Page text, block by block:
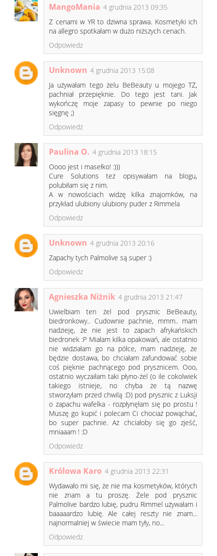
MangoMania 4 grudnia 2013 09:35
Z cenami w YR to dziwna sprawa. Kosmetyki ich
na allegro spotkałam w dużo niższych cenach.
Odpowiedz
Unknown 4 grudnia 2013 15:08
Ja używałam tego żelu BeBeauty u mojego TŻ,
pachniał przepięknie. Do tego jest tani. Jak
wykończę moje zapasy to pewnie po niego
sięgnę ;)
Odpowiedz
Paulina O. 4 grudnia 2013 18:15
Oooo jest i masełko! :)))
Cure Solutions też opisywałam na blogu,
polubiłam się z nim.
A w nowościach widzę kilka znajomków, na
przykład ulubiony ulubiony puder z Rimmela
Odpowiedz
Unknown 4 grudnia 2013 20:16
Zapachy tych Palmolive są super :)
Odpowiedz
Agnieszka Niżnik 4 grudnia 2013 21:47
Uwielbiam ten żel pod prysznic BeBeauty,
biedronkowy.. Cudownie pachnie, mmm.. mam
nadzieję, że nie jest to zapach afrykańskich
biedronek :P Miałam kilka opakowań, ale ostatnio
nie widziałam go na półce, mam nadzieję, że
będzie dostawa, bo chciałam zafundować sobie
coś pięknie pachnącego pod prysznicem. Ooo,
ostatnio wyczaiłam taki płyno-żel (o ile cokolwiek
takiego istnieje, no chyba że tą nazwę
stworzyłam przed chwilą :D) pod prysznic z Luksji
o zapachu wafelka - rozpłynęłam się po prostu !
Muszę go kupić i polecam Ci chociaż powąchać,
bo super pachnie. Aż chciałoby się go zjeść,
mniaaam ! :D
Odpowiedz
Królowa Karo 4 grudnia 2013 22:31
Wydawało mi się, że nie ma kosmetyków, których
nie znam a tu proszę. Żele pod prysznic
Palmolive bardzo lubię, pudru Rimmel używałam i
baaaaardzo lubię. Ale całej reszty nie znam...
najnormalniej w świecie mam tyły, no...
Odpowiedz